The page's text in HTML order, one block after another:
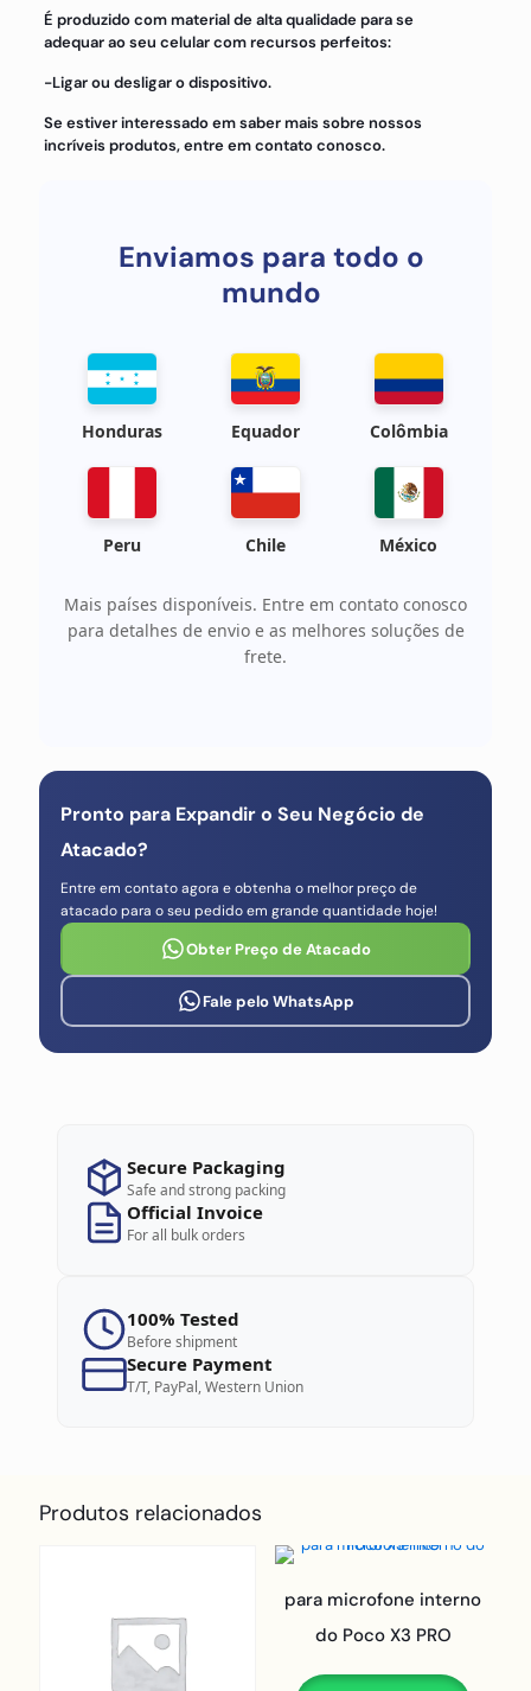
É produzido com material de alta qualidade para se
adequar ao seu celular com recursos perfeitos:
-Ligar ou desligar o dispositivo.
Se estiver interessado em saber mais sobre nossos
incríveis produtos, entre em contato conosco.
Enviamos para todo o
mundo
Honduras Equador Colômbia
Peru Chile México
Mais países disponíveis. Entre em contato conosco
para detalhes de envio e as melhores soluções de
frete.
Pronto para Expandir o Seu Negócio de
Atacado?
Entre em contato agora e obtenha o melhor preço de
atacado para o seu pedido em grande quantidade hoje!
Obter Preço de Atacado
Fale pelo WhatsApp
Secure Packaging
Safe and strong packing
Official Invoice
For all bulk orders
100% Tested
Before shipment
Secure Payment
T/T, PayPal, Western Union
Produtos relacionados
para microfone interno
do Poco X3 PRO